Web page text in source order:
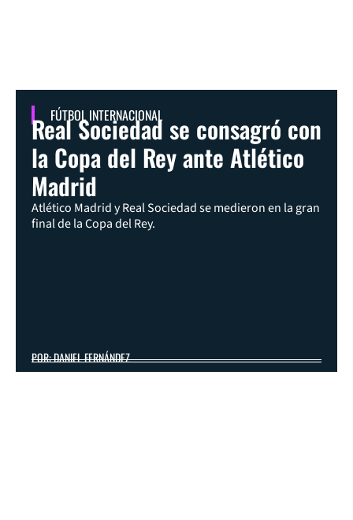
FÚTBOL INTERNACIONAL
Real Sociedad se consagró con
la Copa del Rey ante Atlético
Madrid
Atlético Madrid y Real Sociedad se medieron en la gran
final de la Copa del Rey.
POR: DANIEL FERNÁNDEZ